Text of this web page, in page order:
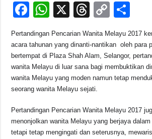
F
a
c
e
b
o
o
k
W
h
at
s
A
p
p
X
T
hr
e
a
d
s
C
o
p
y
Li
k
h
ar
e
Pertandingan Pencarian Wanita Melayu 2017
acara tahunan yang dinanti-nantikan oleh para
bertempat di Plaza Shah Alam, Selangor,
wanita Melayu di luar sana bagi membuktikan
wanita Melayu yang moden namun tetap
seorang wanita Melayu sejati.
Pertandingan Pencarian Wanita Melayu 2017
menonjolkan wanita Melayu yang berjaya
tetapi tetap mengingati dan seterusnya,